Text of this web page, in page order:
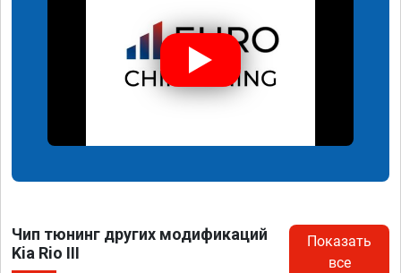
Чип тюнинг других модификаций
Kia Rio III
Показать
все